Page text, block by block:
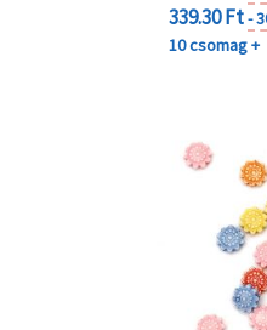
339.30 Ft-
10 csomag +